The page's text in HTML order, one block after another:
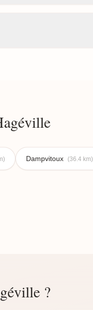
Dampvitoux (36.4 km)
?